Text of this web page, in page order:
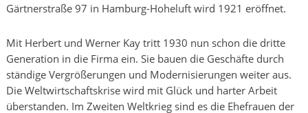
Gärtnerstraße 97 in Hamburg-Hoheluft wird 1921 eröffnet.
Mit Herbert und Werner Kay tritt 1930 nun schon die dritte
Generation in die Firma ein. Sie bauen die Geschäfte durch
ständige Vergrößerungen und Modernisierungen weiter aus.
Die Weltwirtschaftskrise wird mit Glück und harter Arbeit
überstanden. Im Zweiten Weltkrieg sind es die Ehefrauen der